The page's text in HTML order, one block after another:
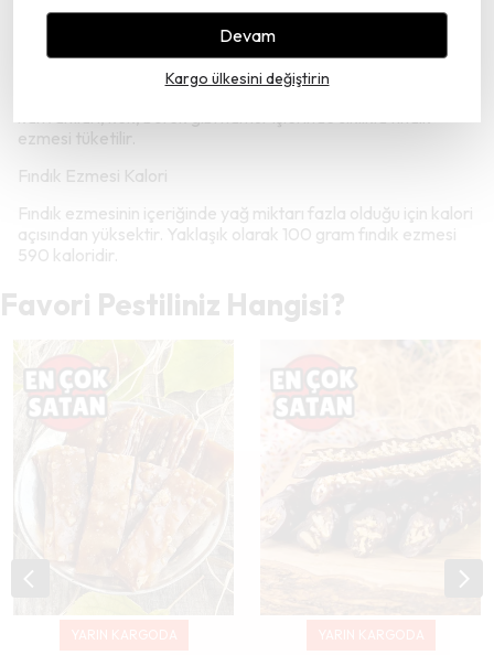
Devam
Kargo ülkesini değiştirin
fındıkların üzerine organik bal eklenmeli ve robot ile
karıştırılmaya devam edilmelidir. Bu karışım pürüzsüz
homojen kıvama gelinceye kadar karıştırma işlemi
yapılmalıdır. Bu süreç 15 dakikadır. Hazır olan ev yapımı fındık
kahvaltıları, kek, börek gibi hamur işlerinde sıklıkla fındık
ezmesi tüketilir.
Fındık Ezmesi Kalori
Fındık ezmesinin içeriğinde yağ miktarı fazla olduğu için kalori
açısından yüksektir. Yaklaşık olarak 100 gram fındık ezmesi
590 kaloridir.
Favori Pestiliniz Hangisi?
YARIN KARGODA